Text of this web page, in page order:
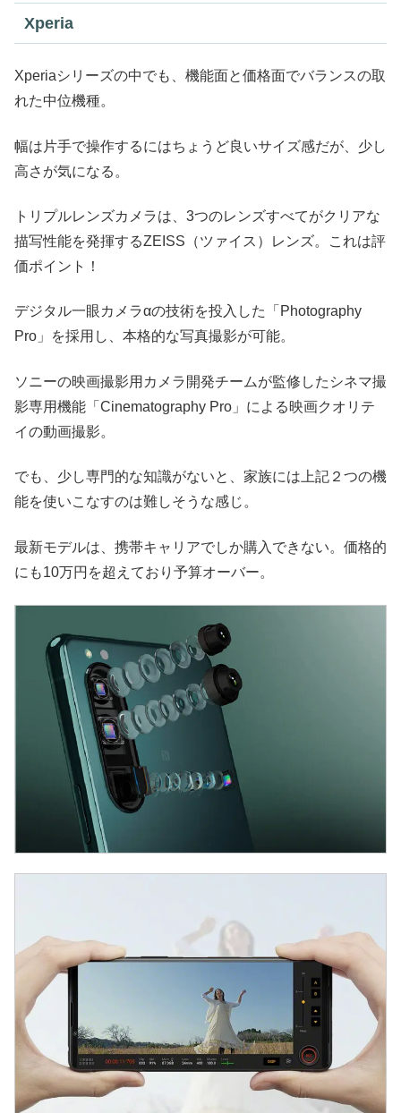
Xperia
Xperiaシリーズの中でも、機能面と価格面でバランスの取
れた中位機種。
幅は片手で操作するにはちょうど良いサイズ感だが、少し
高さが気になる。
トリプルレンズカメラは、3つのレンズすべてがクリアな
描写性能を発揮するZEISS（ツァイス）レンズ。これは評
価ポイント！
デジタル一眼カメラαの技術を投入した「Photography
Pro」を採用し、本格的な写真撮影が可能。
ソニーの映画撮影用カメラ開発チームが監修したシネマ撮
影専用機能「Cinematography Pro」による映画クオリテ
イの動画撮影。
でも、少し専門的な知識がないと、家族には上記２つの機
能を使いこなすのは難しそうな感じ。
最新モデルは、携帯キャリアでしか購入できない。価格的
にも10万円を超えており予算オーバー。